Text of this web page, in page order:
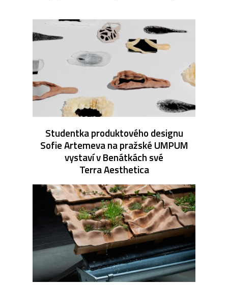
Studentka produktového designu
Sofie Artemeva na pražské UMPUM
vystaví v Benátkách své
Terra Aesthetica